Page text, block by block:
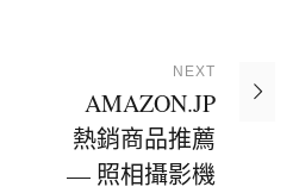
NEXT
AMAZON.JP
熱銷商品推薦
— 照相攝影機